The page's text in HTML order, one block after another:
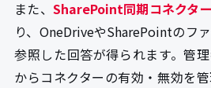
また、 SharePoint同期コネクター
り、OneDriveやSharePointのフ
参照した回答が得られます。管
からコネクターの有効・無効を